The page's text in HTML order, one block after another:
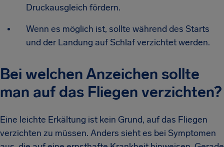
Druckausgleich fördern.
Wenn es möglich ist, sollte während des Starts
und der Landung auf Schlaf verzichtet werden.
Bei welchen Anzeichen sollte
man auf das Fliegen verzichten?
Eine leichte Erkältung ist kein Grund, auf das Fliegen
verzichten zu müssen. Anders sieht es bei Symptomen